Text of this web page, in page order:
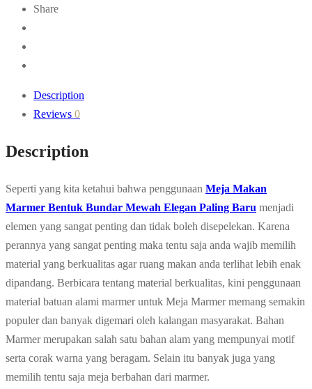
Share
Description
Reviews 0
Description
Seperti yang kita ketahui bahwa penggunaan Meja Makan
Marmer Bentuk Bundar Mewah Elegan Paling Baru menjadi
elemen yang sangat penting dan tidak boleh disepelekan. Karena
perannya yang sangat penting maka tentu saja anda wajib memilih
material yang berkualitas agar ruang makan anda terlihat lebih enak
dipandang. Berbicara tentang material berkualitas, kini penggunaan
material batuan alami marmer untuk Meja Marmer memang semakin
populer dan banyak digemari oleh kalangan masyarakat. Bahan
Marmer merupakan salah satu bahan alam yang mempunyai motif
serta corak warna yang beragam. Selain itu banyak juga yang
memilih tentu saja meja berbahan dari marmer.